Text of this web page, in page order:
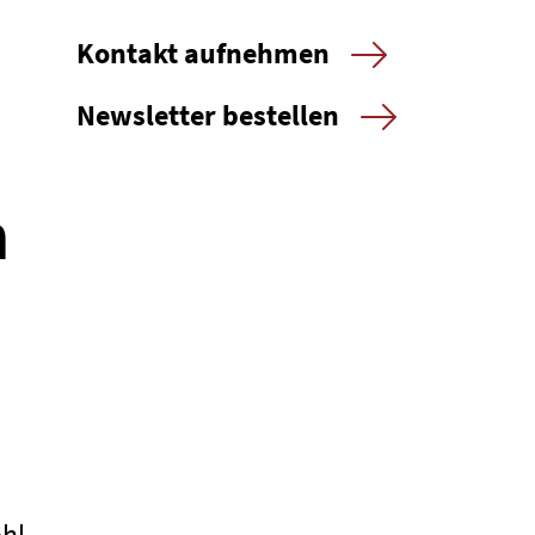
Kontakt aufnehmen
Newsletter bestellen